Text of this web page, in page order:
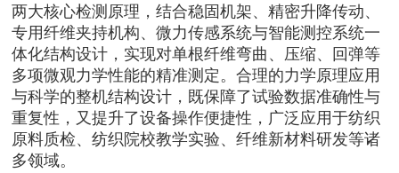
两大核心检测原理，结合稳固机架、精密升降传动、
专用纤维夹持机构、微力传感系统与智能测控系统一
体化结构设计，实现对单根纤维弯曲、压缩、回弹等
多项微观力学性能的精准测定。合理的力学原理应用
与科学的整机结构设计，既保障了试验数据准确性与
重复性，又提升了设备操作便捷性，广泛应用于纺织
原料质检、纺织院校教学实验、纤维新材料研发等诸
多领域。